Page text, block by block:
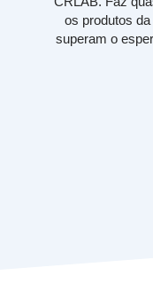
os produtos
superam o